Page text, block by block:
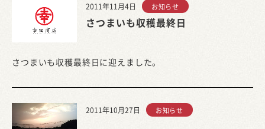
2011年11月4日 お知らせ
さつまいも収穫最終日
さつまいも収穫最終日に迎えました。
2011年10月27日 お知らせ